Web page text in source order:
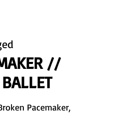
//
Pacemaker,